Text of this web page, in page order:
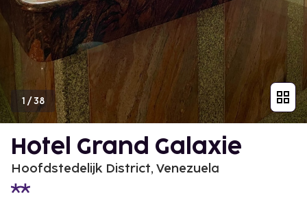
1 /38
Hotel Grand Galaxie
Hoofdstedelijk District, Venezuela